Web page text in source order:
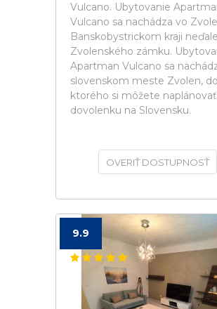
Vulcano. Ubytovanie
Vulcano sa nachádza vo
Banskobystrickom kraji
Zvolenského zámku.
Apartman Vulcano sa
slovenskom meste Zvolen, do
ktorého si môžete
dovolenku na Slovensku.
OVERIŤ DOSTUPNOSŤ
9.9